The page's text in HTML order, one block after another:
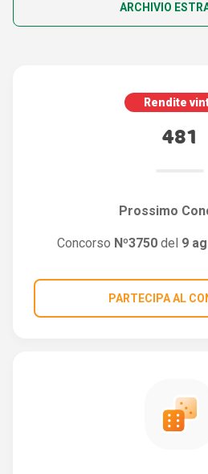
ARCHIVIO
Rendite
481
Prossimo
Concorso Nº3750 del 9
PARTECIPA AL